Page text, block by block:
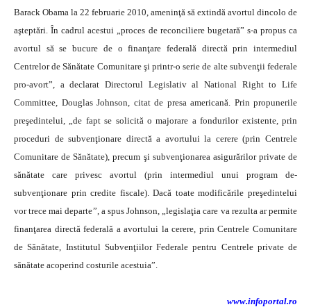
Barack Obama la 22 februarie 2010, ameninţă să extindă avortul dincolo de
aşteptări. În cadrul acestui „proces de reconciliere bugetară” s-a propus ca
avortul să se bucure de o finanţare federală directă prin intermediul
Centrelor de Sănătate Comunitare şi printr-o serie de alte subvenţii federale
pro-avort”, a declarat Directorul Legislativ al National Right to Life
Committee, Douglas Johnson, citat de presa americană. Prin propunerile
preşedintelui, „de fapt se solicită o majorare a fondurilor existente, prin
proceduri de subvenţionare directă a avortului la cerere (prin Centrele
Comunitare de Sănătate), precum şi subvenţionarea asigurărilor private de
sănătate care privesc avortul (prin intermediul unui program de-
subvenţionare prin credite fiscale). Dacă toate modificările preşedintelui
vor trece mai departe”, a spus Johnson, „legislaţia care va rezulta ar permite
finanţarea directă federală a avortului la cerere, prin Centrele Comunitare
de Sănătate, Institutul Subvenţiilor Federale pentru Centrele private de
sănătate acoperind costurile acestuia”.
www.infoportal.ro